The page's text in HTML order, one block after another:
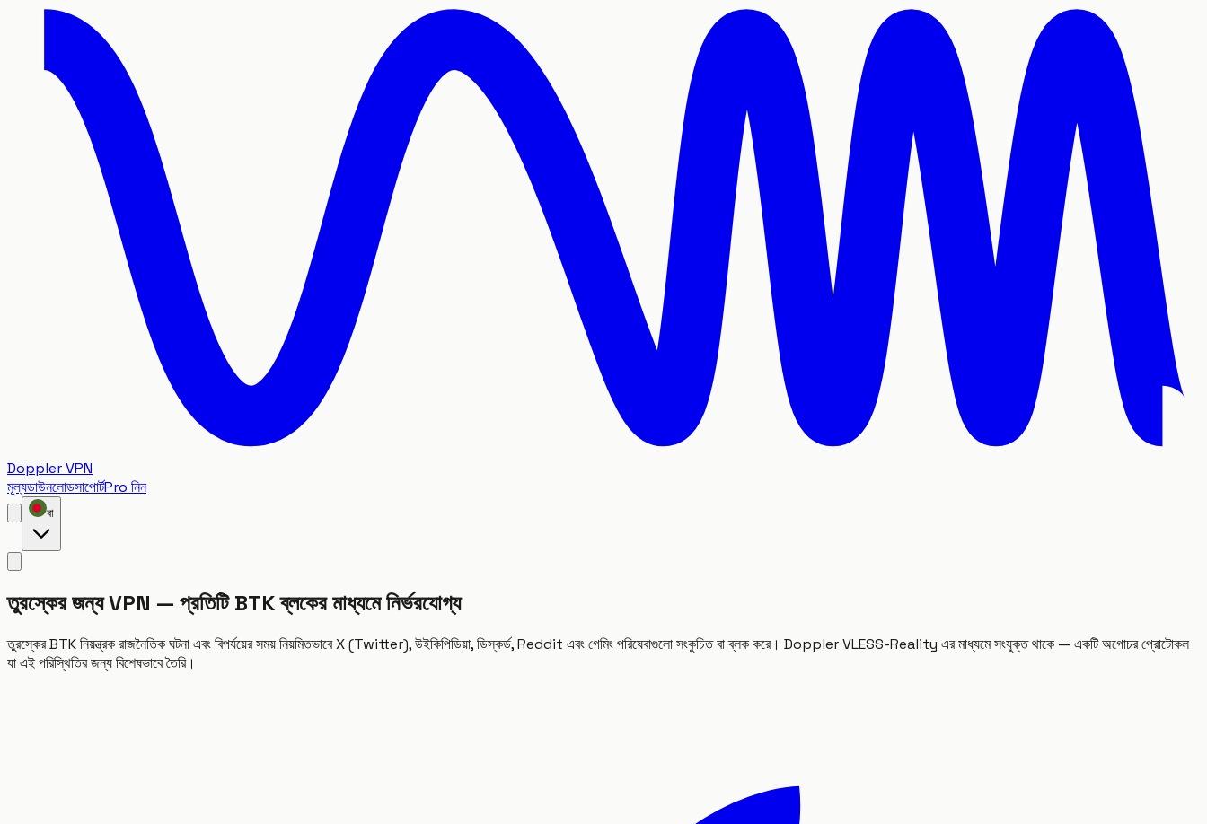
Doppler VPN
মূল্যডাউনলোডসাপোর্টPro নিন
বা
তুরস্কের জন্য VPN — প্রতিটি BTK ব্লকের মাধ্যমে নির্ভরযোগ্য
তুরস্কের BTK নিয়ন্ত্রক রাজনৈতিক ঘটনা এবং বিপর্যয়ের সময় নিয়মিতভাবে X (Twitter), উইকিপিডিয়া, ডিস্কর্ড, Reddit এবং গেমিং পরিষেবাগুলো সংকুচিত বা ব্লক করে। Doppler VLESS-Reality এর মাধ্যমে সংযুক্ত থাকে — একটি অগোচর প্রোটোকল
যা এই পরিস্থিতির জন্য বিশেষভাবে তৈরি।